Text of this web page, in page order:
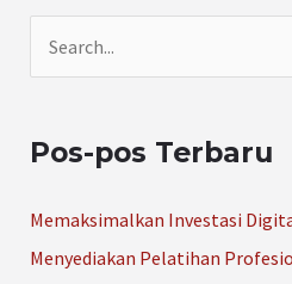
iPos-pos Terbaru
Memaksimalkan Investasi
Menyediakan Pelatihan